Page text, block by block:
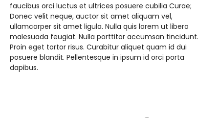
faucibus orci luctus et ultrices posuere cubilia Curae;
Donec velit neque, auctor sit amet aliquam vel,
ullamcorper sit amet ligula. Nulla quis lorem ut libero
malesuada feugiat. Nulla porttitor accumsan tincidunt.
Proin eget tortor risus. Curabitur aliquet quam id dui
posuere blandit. Pellentesque in ipsum id orci porta
dapibus.